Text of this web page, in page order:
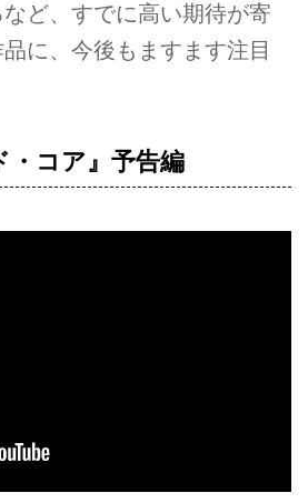
ど、すでに高い期待が寄
に、今後もますます注目
・コア』予告編